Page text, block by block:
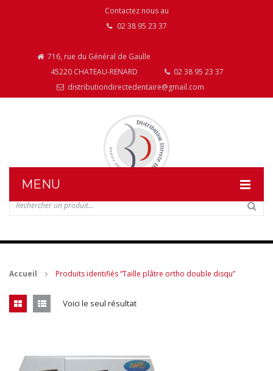
Contactez nous au
02 38 95 23 37
716, rue du Général de Gaulle
45220 CHATEAU-RENARD
02 38 95 23 37
distributiondirectedentaire@gmail.com
MENU
NOS PRODUITS
MES ACHATS
Accueil Produits identifiés “Taille plâtre ortho double disqu”
Voici le seul résultat